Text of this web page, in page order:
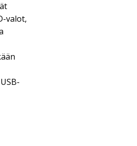
valot,